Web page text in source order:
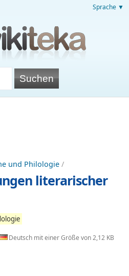
Sprache ▼
und Philologie /
literarischer
Deutsch mit einer Größe von 2,12 KB